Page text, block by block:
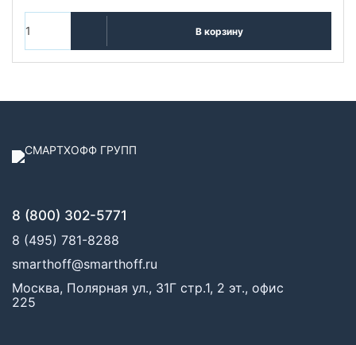
В корзину
8 (800) 302-5771
8 (495) 781-8288
smarthoff@smarthoff.ru
Москва, Полярная ул., 31Г стр.1, 2 эт., офис
225